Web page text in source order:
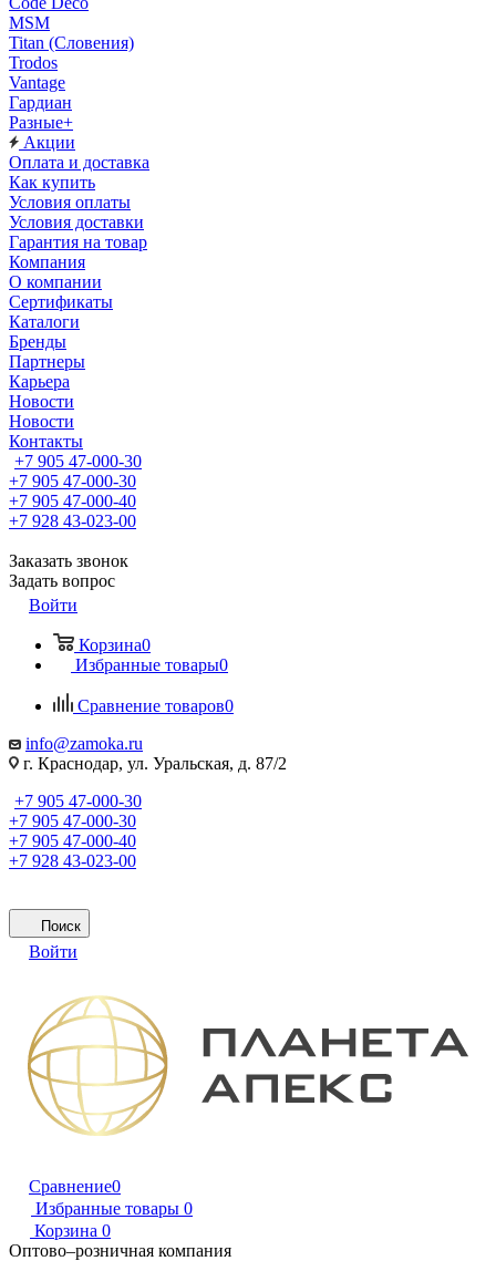
MSM
Titan (Словения)
Trodos
Vantage
Гардиан
Разные+
Акции
Оплата и доставка
Как купить
Условия оплаты
Условия доставки
Гарантия на товар
Компания
О компании
Сертификаты
Каталоги
Бренды
Партнеры
Карьера
Новости
Новости
Контакты
+7 905 47-000-30
+7 905 47-000-30
+7 905 47-000-40
+7 928 43-023-00
Заказать звонок
Задать вопрос
Войти
Корзина0
Избранные товары0
Сравнение товаров0
info@zamoka.ru
г. Краснодар, ул. Уральская, д. 87/2
+7 905 47-000-30
+7 905 47-000-30
+7 905 47-000-40
+7 928 43-023-00
Поиск
Войти
Сравнение0
Избранные товары 0
Корзина 0
Оптово–розничная компания